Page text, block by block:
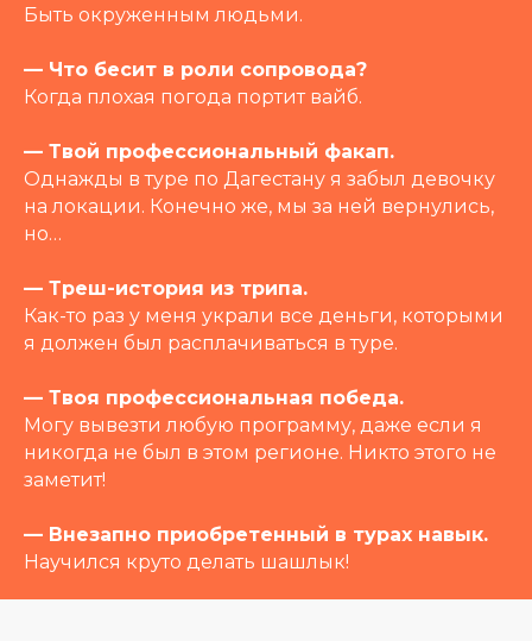
Быть окруженным людьми.
— Что бесит в роли сопровода?
Когда плохая погода портит вайб.
— Твой профессиональный факап.
Однажды в туре по Дагестану я забыл девочку
на локации. Конечно же, мы за ней вернулись,
но…
— Треш-история из трипа.
Как-то раз у меня украли все деньги, которыми
я должен был расплачиваться в туре.
— Твоя профессиональная победа.
Могу вывезти любую программу, даже если я
никогда не был в этом регионе. Никто этого не
заметит!
— Внезапно приобретенный в турах навык.
Научился круто делать шашлык!